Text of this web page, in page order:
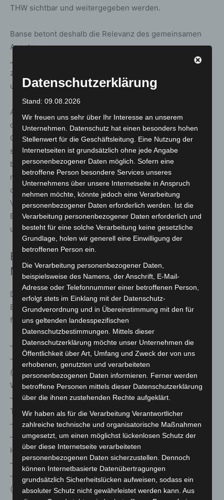
THW sichtbar und weitergegeben werden.
Banse betont deshalb die Relevanz des gemeinsamen
Ansatzes:
„Nur gemeinsam können wir Sicherheit, Resilienz und
zivilgesellschaftliches Handeln glaubwürdig vermitteln
und stärken.“
Auch Bundestagsabgeordneter Martin Gerster, Präsident
der THW-Bundesvereinigung, und Fuldas
Oberbürgermeister Dr. Heiko Wingenfeld, beide künftig
stellvertretende Vereinsvorsitzende, verweisen auf die
besondere Verantwortung, historische Erinnerung mit
moderner Bildungsarbeit zu verknüpfen. Der Weg von
der Dokumentation hin zu erlebbarer, praxisnaher
Vermittlung sei entscheidend, um die Bedeutung von
Ehrenamt und Bevölkerungsschutz für alle Bürgerinnen
und Bürger nachvollziehbar zu machen.
Ein breites Bündnis trägt den neuen
Museumsgedanken
Der Vorstand des Vereins bildet die Vielfalt des
Bevölkerungsschutzes ab und schafft eine stabile Basis
für das Projekt:
– Vorsitzender: Karl-Heinz Banse (DFV-Präsident)
– Stellvertretende Vorsitzende: Martin Gerster MdB
(Präsident THW-Bundesvereinigung) und Dr. Heiko
Wingenfeld (Oberbürgermeister Fulda)
– Sabine Lackner (Präsidentin der Bundesanstalt
Technisches Hilfswerk)
– Sebastian Poser (Hessisches Innenministerium)
– Norbert Fischer (Präsident Landesfeuerwehrverband
Hessen)
– Schatzmeister: Torsten Kramm (Sparkasse Fulda)
– Geschäftsführendes Vorstandsmitglied: Jason Freeman
(Landesfeuerwehrverband Hessen)
Datenschutzerklärung
Stand: 09.08.2026
Wir freuen uns sehr über Ihr Interesse an unserem
Unternehmen. Datenschutz hat einen besonders hohen
Stellenwert für die Geschäftsleitung. Eine Nutzung der
Internetseiten ist grundsätzlich ohne jede Angabe
personenbezogener Daten möglich. Sofern eine
betroffene Person besondere Services unseres
Unternehmens über unsere Internetseite in Anspruch
nehmen möchte, könnte jedoch eine Verarbeitung
personenbezogener Daten erforderlich werden. Ist die
Verarbeitung personenbezogener Daten erforderlich und
besteht für eine solche Verarbeitung keine gesetzliche
Grundlage, holen wir generell eine Einwilligung der
betroffenen Person ein.
Die Verarbeitung personenbezogener Daten,
beispielsweise des Namens, der Anschrift, E-Mail-
Adresse oder Telefonnummer einer betroffenen Person,
erfolgt stets im Einklang mit der Datenschutz-
Grundverordnung und in Übereinstimmung mit den für
uns geltenden landesspezifischen
Datenschutzbestimmungen. Mittels dieser
Datenschutzerklärung möchte unser Unternehmen die
Öffentlichkeit über Art, Umfang und Zweck der von uns
erhobenen, genutzten und verarbeiteten
personenbezogenen Daten informieren. Ferner werden
betroffene Personen mittels dieser Datenschutzerklärung
über die ihnen zustehenden Rechte aufgeklärt.
Wir haben als für die Verarbeitung Verantwortlicher
zahlreiche technische und organisatorische Maßnahmen
umgesetzt, um einen möglichst lückenlosen Schutz der
über diese Internetseite verarbeiteten
personenbezogenen Daten sicherzustellen. Dennoch
können Internetbasierte Datenübertragungen
grundsätzlich Sicherheitslücken aufweisen, sodass ein
absoluter Schutz nicht gewährleistet werden kann. Aus